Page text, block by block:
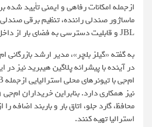
ماساژور صندلی راننده، تنظیم برقی
JBL و قابلیت دسترسی به فضای بار از داخل کابین اشاره کرد.
به گفته «گیلز بلچر»، مدیر ارشد بازرگانی
در آینده با پیشرانه پلاگین هیبرید نیز
محافظ، گارد جلو، اتاق بار و باربند اضافه
استرالیا تهیه کنند.